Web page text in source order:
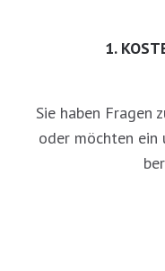
1.
Sie haben Fragen
oder möchten ein